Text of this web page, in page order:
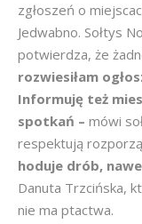
zgłoszeń o
Jedwabno. Sołtys
potwierdza, że
rozwiesiłam
Informuję też
spotkań – mówi
respektują
hoduje drób,
Danuta Trzcińska,
nie ma ptactwa.